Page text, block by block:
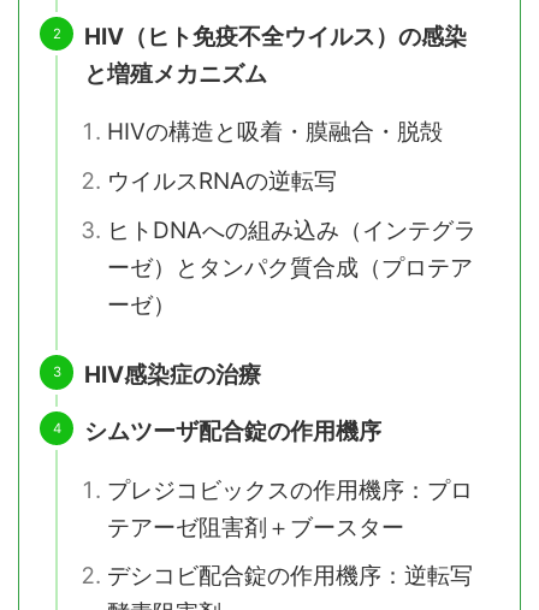
HIV（ヒト免疫不全ウイルス）の感染
と増殖メカニズム
HIVの構造と吸着・膜融合・脱殻
ウイルスRNAの逆転写
ヒトDNAへの組み込み（インテグラ
ーゼ）とタンパク質合成（プロテア
ーゼ）
HIV感染症の治療
シムツーザ配合錠の作用機序
プレジコビックスの作用機序：プロ
テアーゼ阻害剤＋ブースター
デシコビ配合錠の作用機序：逆転写